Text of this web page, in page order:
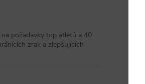
požadavky top atletů a 40
zrak a zlepšujících